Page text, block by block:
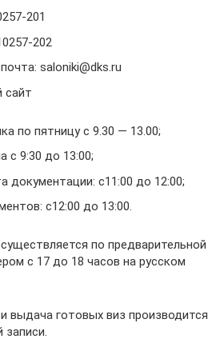
201
202
saloniki@dks.ru
сайт
по пятницу с 9.30 — 13.00;
с 9:30 до 13:00;
документации: с11:00 до 12:00;
с12:00 до 13:00.
по предварительной
с 17 до 18 часов на русском
выдача готовых виз производится
записи.